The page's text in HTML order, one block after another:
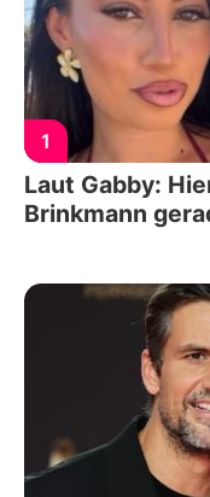
1
Laut Gabby:
Brinkmann